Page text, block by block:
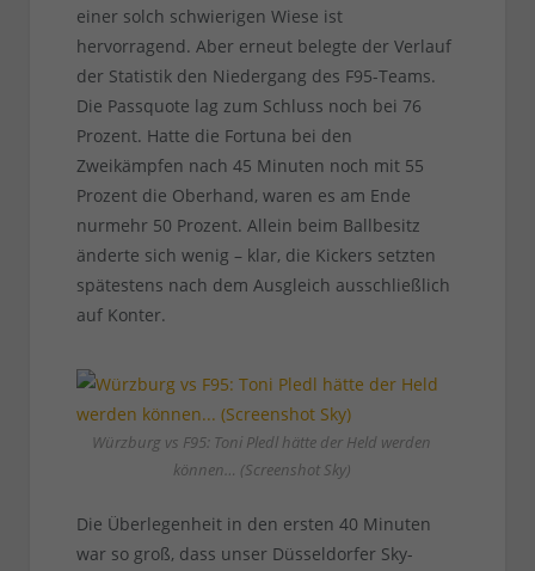
einer solch schwierigen Wiese ist
hervorragend. Aber erneut belegte der Verlauf
der Statistik den Niedergang des F95-Teams.
Die Passquote lag zum Schluss noch bei 76
Prozent. Hatte die Fortuna bei den
Zweikämpfen nach 45 Minuten noch mit 55
Prozent die Oberhand, waren es am Ende
nurmehr 50 Prozent. Allein beim Ballbesitz
änderte sich wenig – klar, die Kickers setzten
spätestens nach dem Ausgleich ausschließlich
auf Konter.
Würzburg vs F95: Toni Pledl hätte der Held werden
können… (Screenshot Sky)
Die Überlegenheit in den ersten 40 Minuten
war so groß, dass unser Düsseldorfer Sky-